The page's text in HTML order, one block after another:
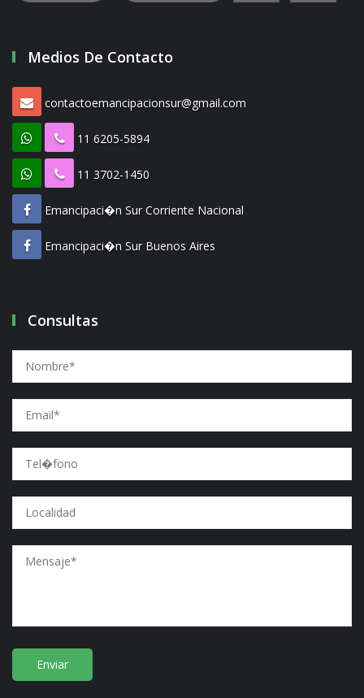
Medios De Contacto
contactoemancipacionsur@gmail.com
11 6205-5894
11 3702-1450
Emancipaci�n Sur Corriente Nacional
Emancipaci�n Sur Buenos Aires
Consultas